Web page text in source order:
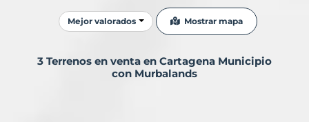
Ordenar resultados
Mejor valorados Mostrar mapa
3 Terrenos en venta en Cartagena Municipio
con Murbalands